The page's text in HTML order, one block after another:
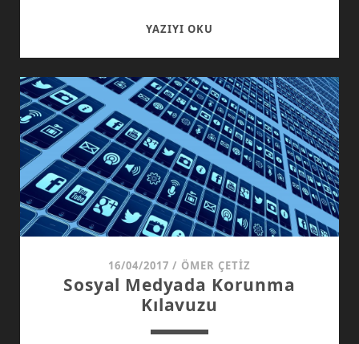
YAZIYI OKU
16/04/2017 / ÖMER ÇETIZ
Sosyal Medyada Korunma
Kılavuzu